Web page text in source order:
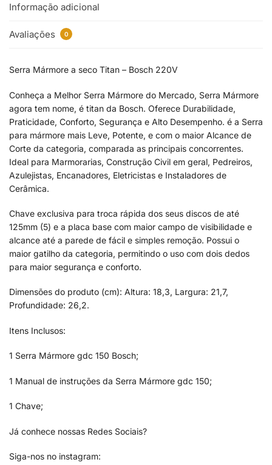
Informação adicional
Avaliações 0
Serra Mármore a seco Titan – Bosch 220V
Conheça a Melhor Serra Mármore do Mercado, Serra Mármore
agora tem nome, é titan da Bosch. Oferece Durabilidade,
Praticidade, Conforto, Segurança e Alto Desempenho. é a Serra
para mármore mais Leve, Potente, e com o maior Alcance de
Corte da categoria, comparada as principais concorrentes.
Ideal para Marmorarias, Construção Civil em geral, Pedreiros,
Azulejistas, Encanadores, Eletricistas e Instaladores de
Cerâmica.
Chave exclusiva para troca rápida dos seus discos de até
125mm (5) e a placa base com maior campo de visibilidade e
alcance até a parede de fácil e simples remoção. Possui o
maior gatilho da categoria, permitindo o uso com dois dedos
para maior segurança e conforto.
Dimensões do produto (cm): Altura: 18,3, Largura: 21,7,
Profundidade: 26,2.
Itens Inclusos:
1 Serra Mármore gdc 150 Bosch;
1 Manual de instruções da Serra Mármore gdc 150;
1 Chave;
Já conhece nossas Redes Sociais?
Siga-nos no instagram: